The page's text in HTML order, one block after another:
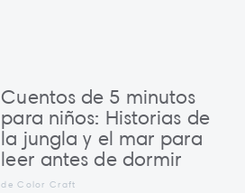
Cuentos de 5 minutos
para niños: Historias de
la jungla y el mar para
leer antes de dormir
de Color Craft